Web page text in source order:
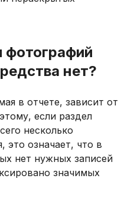
фотографий
нет?
в отчете, зависит от
если раздел
несколько
это означает, что в
нет нужных записей
значимых